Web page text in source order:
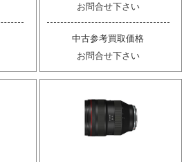
お問合せ下さい
中古参考買取価格
お問合せ下さい